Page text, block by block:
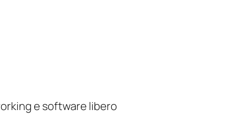
e software libero